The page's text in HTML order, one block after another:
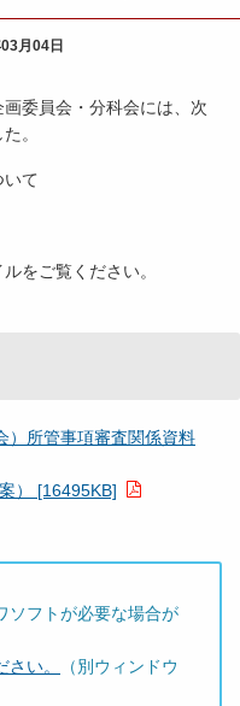
月04日
委員会・分科会には、次
。
て
をご覧ください。
）所管事項審査関係資料
） [16495KB]
ソフトが必要な場合が
い。
（別ウィンドウ